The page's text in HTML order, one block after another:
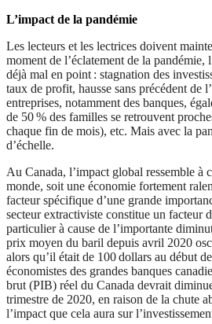
L’impact de la pandémie
Les lecteurs et les lectrices doivent
moment de l’éclatement de la pandémie,
déjà mal en point : stagnation des
taux de profit, hausse sans précédent de
entreprises, notamment des banques,
de 50 % des familles se retrouvent
chaque fin de mois), etc. Mais avec la
d’échelle.
Au Canada, l’impact global ressemble à
monde, soit une économie fortement
facteur spécifique d’une grande
secteur extractiviste constitue un facteur
particulier à cause de l’importante
prix moyen du baril depuis avril 2020
alors qu’il était de 100 dollars au début
économistes des grandes banques
brut (PIB) réel du Canada devrait
trimestre de 2020, en raison de la chute
l’impact que cela aura sur